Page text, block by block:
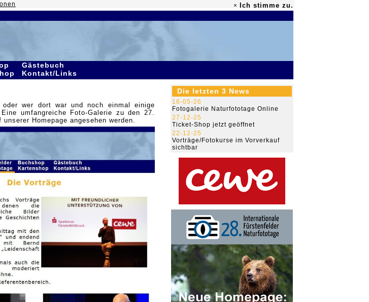
× Ich stimme zu.
Gästebuch
Kontakt/Links
wer dort war und noch einmal einige
umfangreiche Foto-Galerie zu den 27.
Homepage angesehen werden.
Die letzten 3 News
16-05-26
Fotogalerie Naturfototage Online
27-12-25
Ticket-Shop jetzt geöffnet
22-12-25
Vorträge/Fotokurse im Vorverkauf
sichtbar